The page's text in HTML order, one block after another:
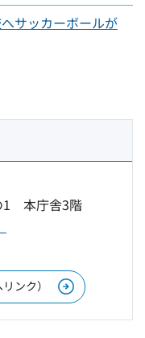
サッカーボールが
1 本庁舎3階
ンク）